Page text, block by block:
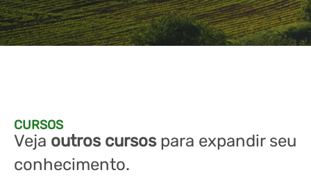
CURSOS
Veja outros cursospara expandir seu
conhecimento.